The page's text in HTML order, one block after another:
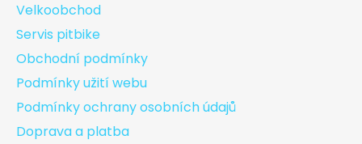
Velkoobchod
Servis pitbike
Obchodní podmínky
Podmínky užití webu
Podmínky ochrany osobních údajů
Doprava a platba